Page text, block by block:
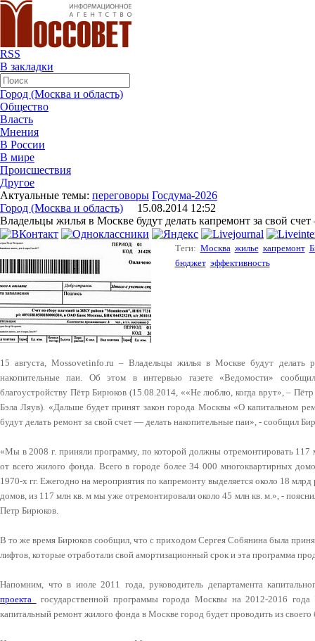
RSS
В закладки
Город (Москва и область)
Общество
Власть
Мнения
В России
В мире
Происшествия
Другое
Актуальные темы: переговоры Госдума-2026
Город (Москва и область) 15.08.2014 12:52
Владельцы жилья в Москве будут делать капремонт за свой счет
Теги: Москва жилье капремонт
бюджет эффективность
15 августа, Mossovetinfo.ru – Владельцы жилья в Москве будут делать
накопительные паи. Об этом в интервью газете «Ведомости»
благоустройству Пётр Бирюков (15.08.2014, ««Не люблю, когда врут», –
Бэла Ляув). «Дальше будет принят закон города Москвы «О капитальном
будут делать ремонт за свой счет — делать накопительные паи», - сообщил
«Мы в 2008 г. приняли программу, по которой должны отремонтировать
от всего жилого фонда. Всего в городе более 34 000 многоквартирных
1970-х гг. Ежегодно на мероприятия по капремонту выделяется около 18
домов, из 117 млн кв. м мы уже отремонтировали около 45 млн кв. м.», -
Петр Бирюков.
В то же время Бирюков сообщил, что с приходом Сергея Собянина была
лифтов, которые отработали свой амортизационный срок и эта программа
Напомним, что в июле 2011 года, руководитель департамента
проекта
государственной программы города Москвы на 2012-2016
капитальный ремонт жилого фонда в Москве город будет проводить из